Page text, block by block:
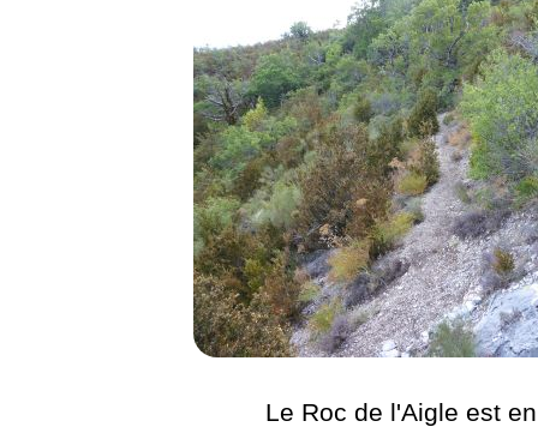
Le Roc de l'Aigle est